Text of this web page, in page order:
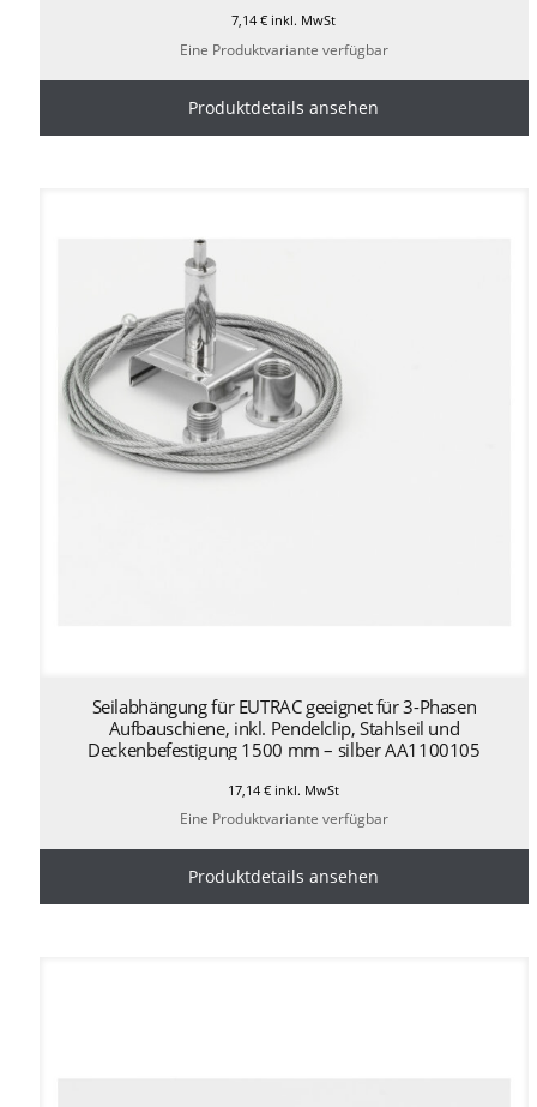
7,14€ inkl. MwSt
Eine Produktvariante verfügbar
Produktdetails ansehen
Seilabhängung für EUTRAC geeignet für 3-Phasen
Aufbauschiene, inkl. Pendelclip, Stahlseil und
Deckenbefestigung 1500 mm – silber AA1100105
17,14€ inkl. MwSt
Eine Produktvariante verfügbar
Produktdetails ansehen